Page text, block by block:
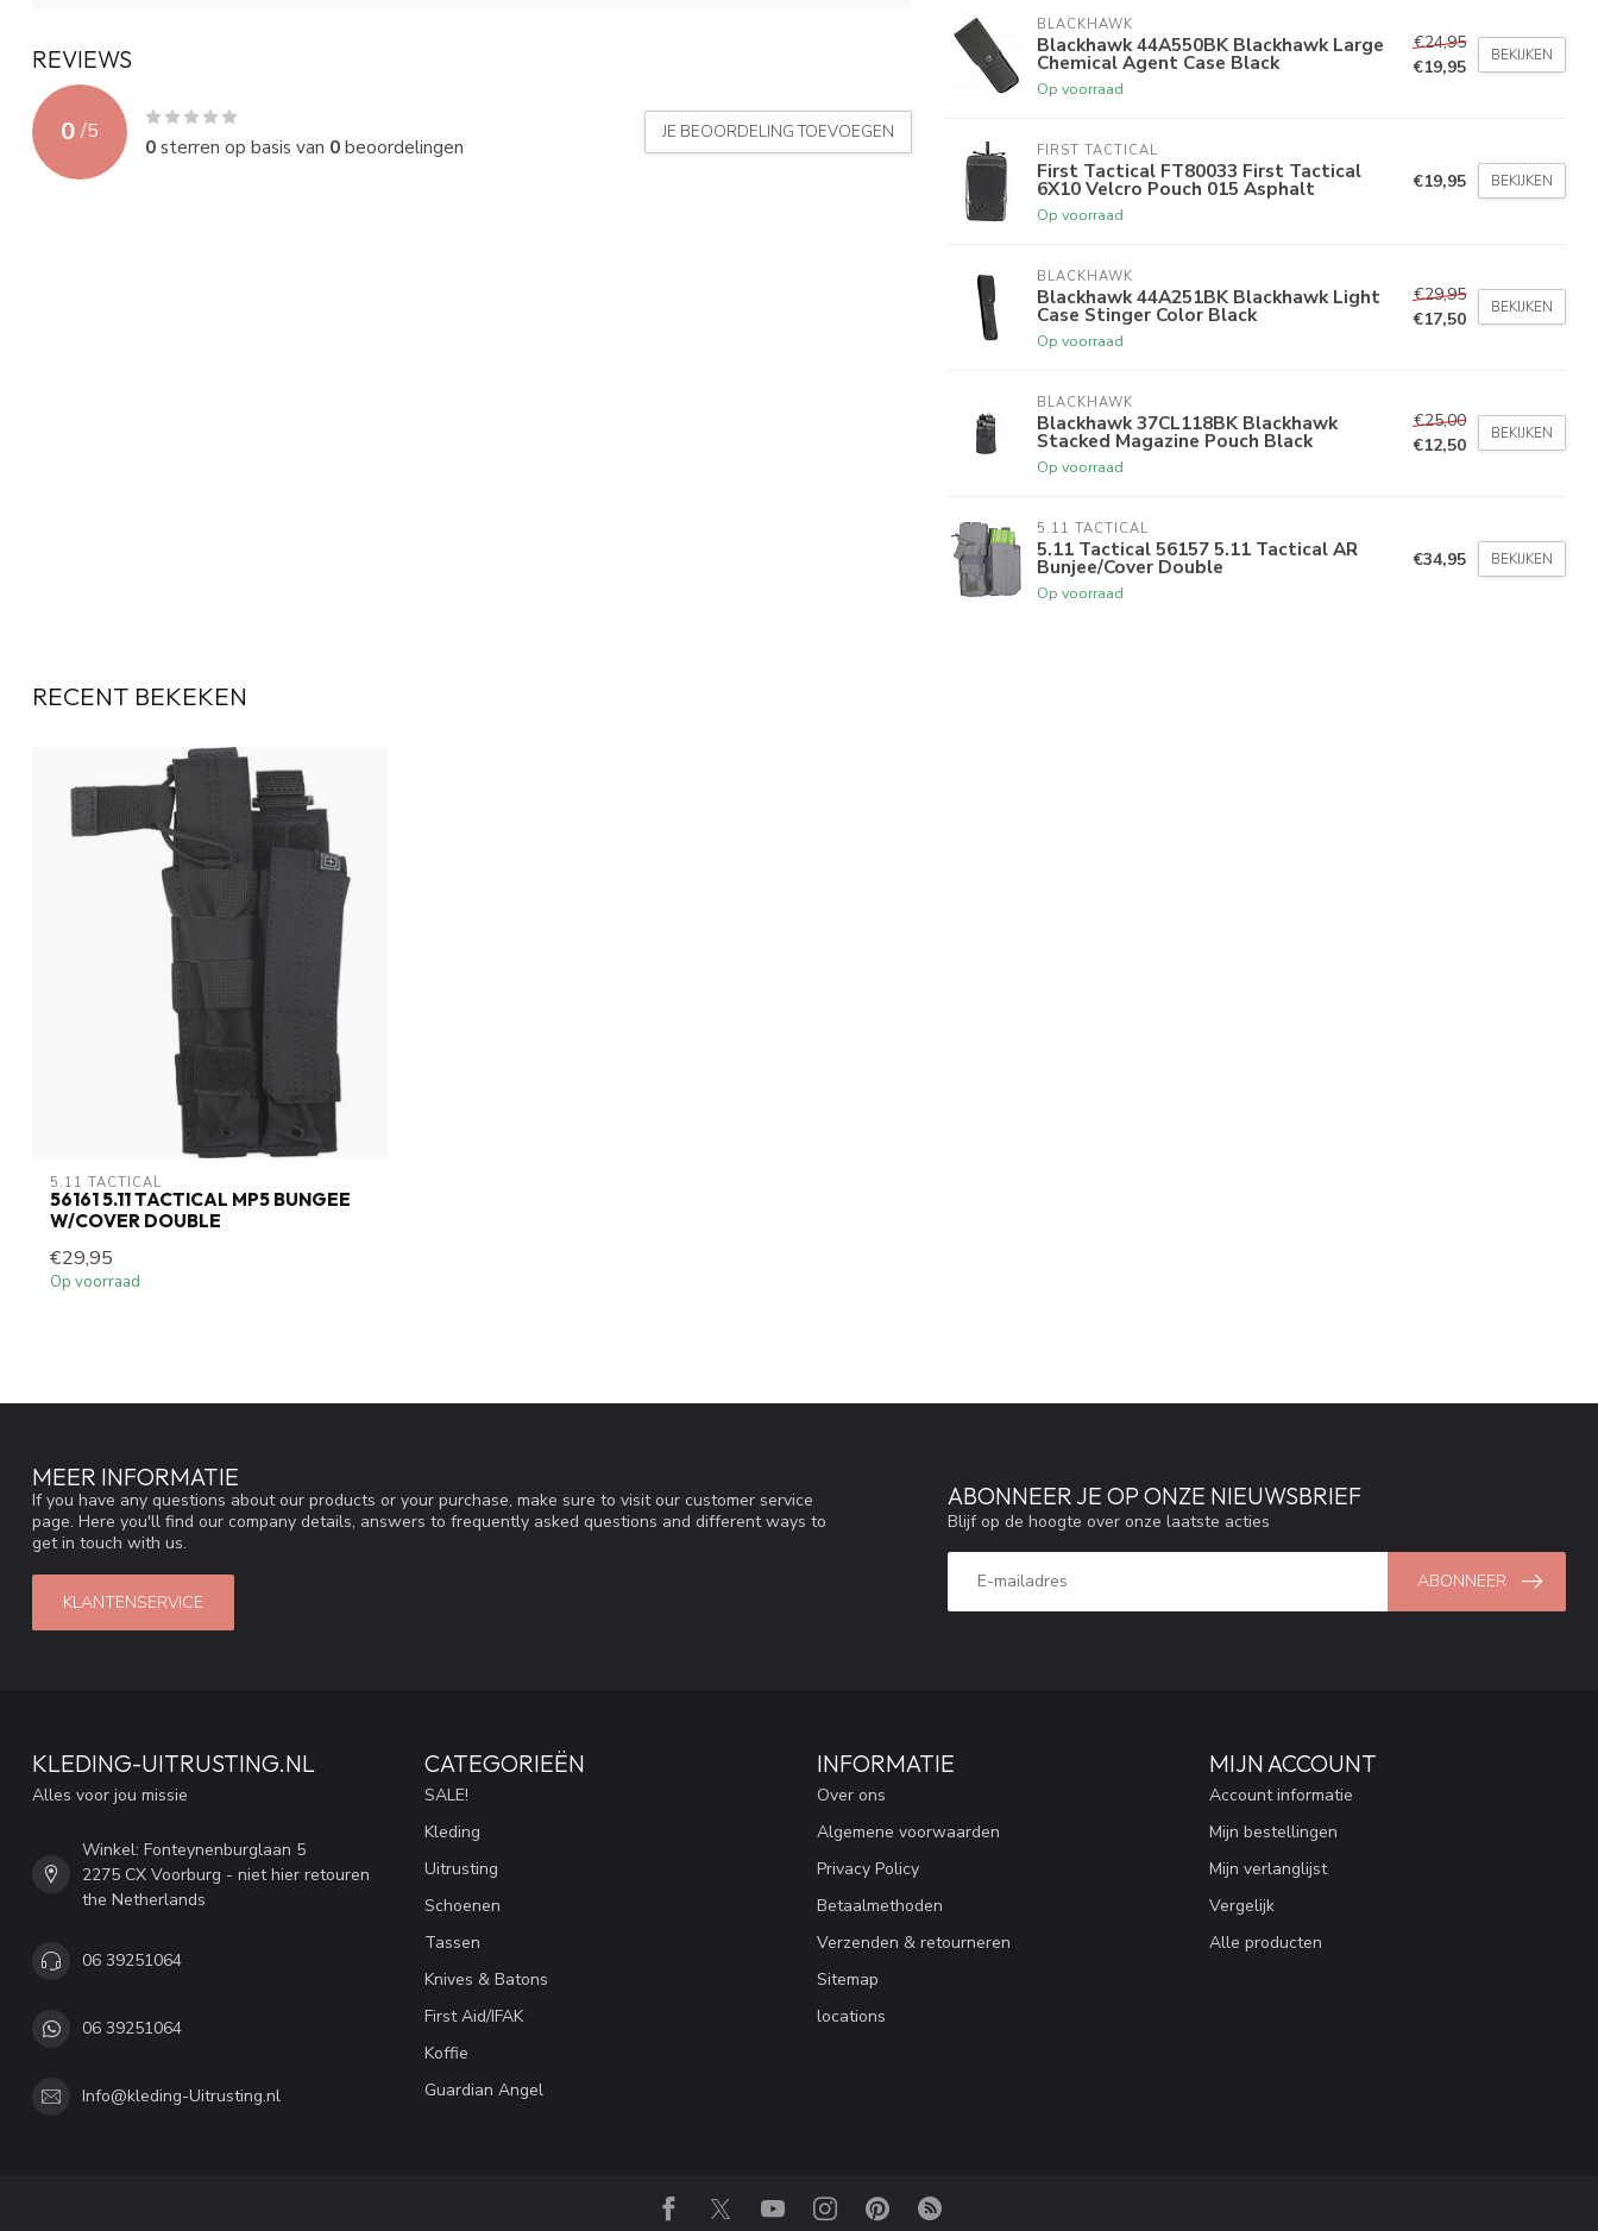
REVIEWS
0 /5
0sterren op basis van 0beoordelingen
JE BEOORDELING TOEVOEGEN
BLACKHAWK
Blackhawk 44A550BK Blackhawk Large
Chemical Agent Case Black
Op voorraad
€24,95
€19,95
BEKIJKEN
FIRST TACTICAL
First Tactical FT80033 First Tactical
6X10 Velcro Pouch 015 Asphalt
Op voorraad
€19,95 BEKIJKEN
BLACKHAWK
Blackhawk 44A251BK Blackhawk Light
Case Stinger Color Black
Op voorraad
€29,95
€17,50
BEKIJKEN
BLACKHAWK
Blackhawk 37CL118BK Blackhawk
Stacked Magazine Pouch Black
Op voorraad
€25,00
€12,50
BEKIJKEN
5.11 TACTICAL
5.11 Tactical 56157 5.11 Tactical AR
Bunjee/Cover Double
Op voorraad
€34,95 BEKIJKEN
RECENT BEKEKEN
5.11 TACTICAL
56161 5.11 TACTICAL MP5 BUNGEE
W/COVER DOUBLE
€29,95
Op voorraad
MEER INFORMATIE
If you have any questions about our products or your purchase, make sure to visit our customer service
page. Here you'll find our company details, answers to frequently asked questions and different ways to
get in touch with us.
KLANTENSERVICE
ABONNEER JE OP ONZE NIEUWSBRIEF
Blijf op de hoogte over onze laatste acties
ABONNEER
KLEDING-UITRUSTING.NL
Alles voor jou missie
Winkel: Fonteynenburglaan 5
2275 CX Voorburg - niet hier retouren
the Netherlands
06 39251064
06 39251064
Info@kleding-Uitrusting.nl
CATEGORIEËN
SALE!
Kleding
Uitrusting
Schoenen
Tassen
Knives & Batons
First Aid/IFAK
Koffie
Guardian Angel
INFORMATIE
Over ons
Algemene voorwaarden
Privacy Policy
Betaalmethoden
Verzenden & retourneren
Sitemap
locations
MIJN ACCOUNT
Account informatie
Mijn bestellingen
Mijn verlanglijst
Vergelijk
Alle producten